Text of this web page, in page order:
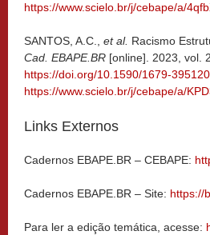
https://www.scielo.br/j/cebape/a/
SANTOS, A.C., et al. Racismo
Cad. EBAPE.BR [online]. 2023, vol.
https://doi.org/10.1590/1679-
https://www.scielo.br/j/cebape/a/
Links Externos
Cadernos EBAPE.BR – CEBAPE:
Cadernos EBAPE.BR – Site: https://
Para ler a edição temática, acesse: